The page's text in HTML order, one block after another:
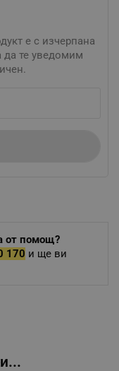
е с изчерпана
да те уведомим
от помощ?
170 и ще ви